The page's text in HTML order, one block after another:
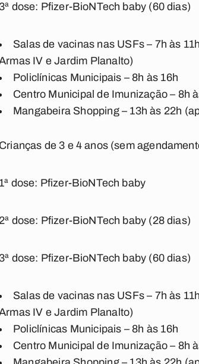
dose: Pfizer-BioNTech baby (60 dias)
Salas de vacinas nas USFs – 7h às
IV e Jardim Planalto)
Policlínicas Municipais – 8h às 16h
Centro Municipal de Imunização – 8h
Mangabeira Shopping – 13h às 22h
Crianças de 3 e 4 anos (sem
1ª dose: Pfizer-BioNTech baby
2ª dose: Pfizer-BioNTech baby (28 dias)
dose: Pfizer-BioNTech baby (60 dias)
Salas de vacinas nas USFs – 7h às
IV e Jardim Planalto)
Policlínicas Municipais – 8h às 16h
Centro Municipal de Imunização – 8h